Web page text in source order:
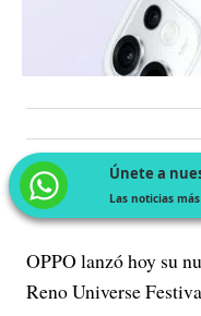
Únete a
Las noticias
OPPO lanzó hoy su
Reno Universe